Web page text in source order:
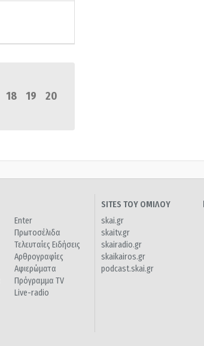
18 19
20
Enter
Πρωτοσέλιδα
Τελευταίες Ειδήσεις
Αρθρογραφίες
Αφιερώματα
Πρόγραμμα TV
Live-radio
SITES ΤΟΥ ΟΜΙΛΟΥ
skai.gr
skaitv.gr
skairadio.gr
skaikairos.gr
podcast.skai.gr